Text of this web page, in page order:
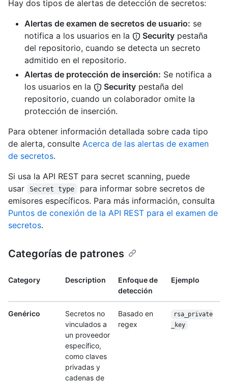
Hay dos tipos de alertas de detección de secretos:
Alertas de examen de secretos de usuario: se
notifica a los usuarios en la
Security pestaña
del repositorio, cuando se detecta un secreto
admitido en el repositorio.
Alertas de protección de inserción: Se notifica a
los usuarios en la
Security pestaña del
repositorio, cuando un colaborador omite la
protección de inserción.
Para obtener información detallada sobre cada tipo
de alerta, consulte Acerca de las alertas de examen
de secretos.
Si usa la API REST para secret scanning, puede
usar
Secret type
para informar sobre secretos de
emisores específicos. Para más información, consulta
Puntos de conexión de la API REST para el examen de
secretos.
Categorías de patrones
Category Description
Enfoque de
detección
Ejemplo
Genérico
Secretos no
vinculados a
un proveedor
específico,
como claves
privadas y
cadenas de
Basado en
regex
rsa_private
_key